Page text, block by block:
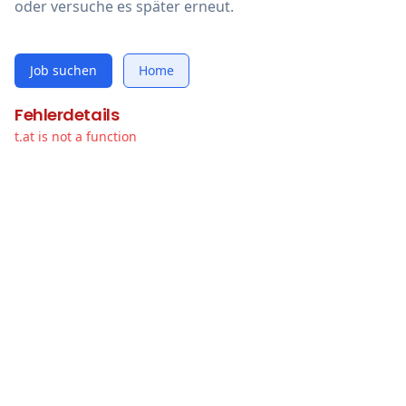
oder versuche es später erneut.
Job suchen Home
Fehlerdetails
t.at is not a function